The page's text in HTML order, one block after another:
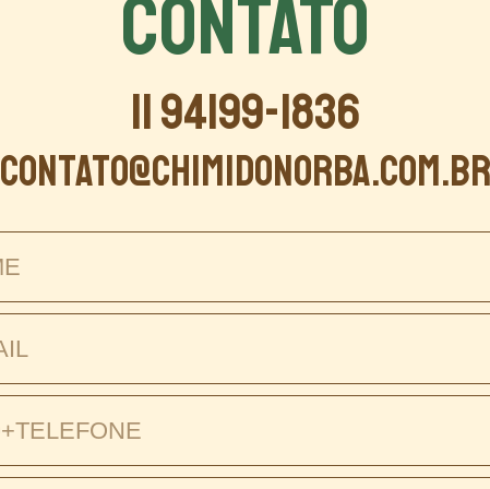
CONTATO
11 94199-1836
contato@chimidonorba.com.br